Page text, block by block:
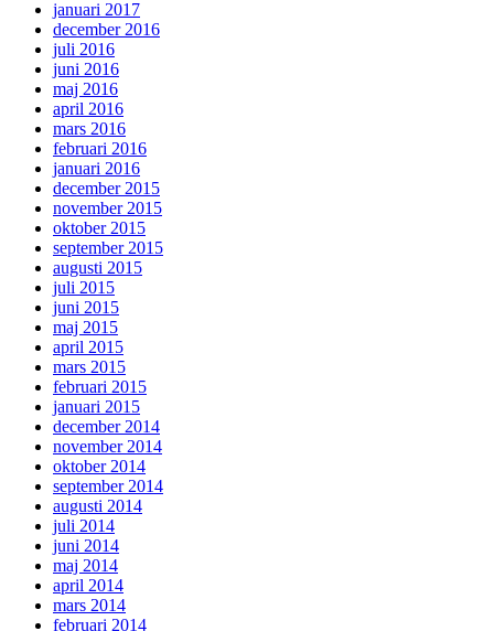
januari 2017
december 2016
juli 2016
juni 2016
maj 2016
april 2016
mars 2016
februari 2016
januari 2016
december 2015
november 2015
oktober 2015
september 2015
augusti 2015
juli 2015
juni 2015
maj 2015
april 2015
mars 2015
februari 2015
januari 2015
december 2014
november 2014
oktober 2014
september 2014
augusti 2014
juli 2014
juni 2014
maj 2014
april 2014
mars 2014
februari 2014